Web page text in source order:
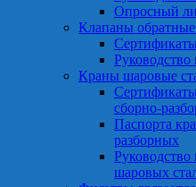
Опросный
Клапаны
Краны шаровые
сборно-
Паспорта
разборных
Руководство
шаровых